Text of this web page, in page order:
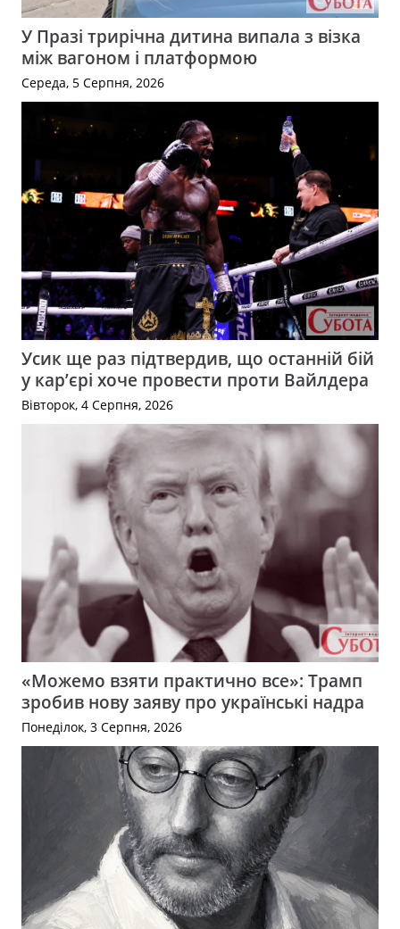
У Празі трирічна дитина випала з візка
між вагоном і платформою
Середа, 5 Серпня, 2026
Усик ще раз підтвердив, що останній бій
у кар’єрі хоче провести проти Вайлдера
Вівторок, 4 Серпня, 2026
«Можемо взяти практично все»: Трамп
зробив нову заяву про українські надра
Понеділок, 3 Серпня, 2026